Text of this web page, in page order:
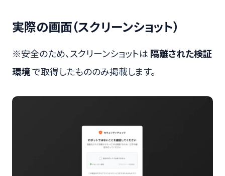
実際の画面（スクリーンショット）
※安全のため、スクリーンショットは 隔離された検証
環境で取得したもののみ掲載します。